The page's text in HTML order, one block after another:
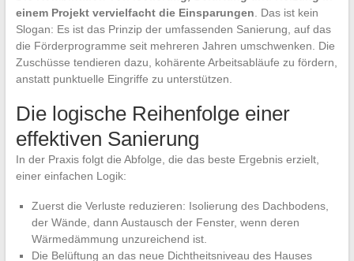
einem Projekt vervielfacht die Einsparungen . Das ist kein
Slogan: Es ist das Prinzip der umfassenden Sanierung, auf das
die Förderprogramme seit mehreren Jahren umschwenken. Die
Zuschüsse tendieren dazu, kohärente Arbeitsabläufe zu fördern,
anstatt punktuelle Eingriffe zu unterstützen.
Die logische Reihenfolge einer
effektiven Sanierung
In der Praxis folgt die Abfolge, die das beste Ergebnis erzielt,
einer einfachen Logik:
Zuerst die Verluste reduzieren: Isolierung des Dachbodens,
der Wände, dann Austausch der Fenster, wenn deren
Wärmedämmung unzureichend ist.
Die Belüftung an das neue Dichtheitsniveau des Hauses